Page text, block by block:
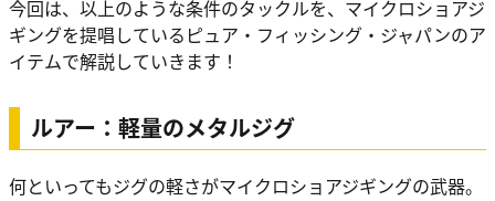
今回は、以上のような条件のタックルを、マイクロショアジ
ギングを提唱しているピュア・フィッシング・ジャパンのア
イテムで解説していきます！
ルアー：軽量のメタルジグ
何といってもジグの軽さがマイクロショアジギングの武器。